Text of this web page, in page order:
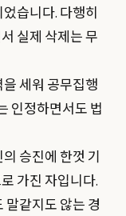
습니다. 다행히
실제 삭제는 무
세워 공무집행
인정하면서도 법
승진에 한껏 기
가진 자입니다.
말같지도 않는 경